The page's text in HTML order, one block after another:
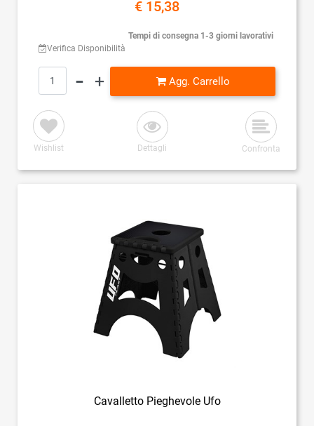
€ 15,38
Verifica Disponibilità
Tempi di consegna 1-3 giorni lavorativi
Quantità
Agg. Carrello
Wishlist Dettagli Confronta
Cavalletto Pieghevole Ufo